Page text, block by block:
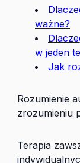
ważne?
w jeden
Jak
Rozumienie
zrozumieniu
Terapia